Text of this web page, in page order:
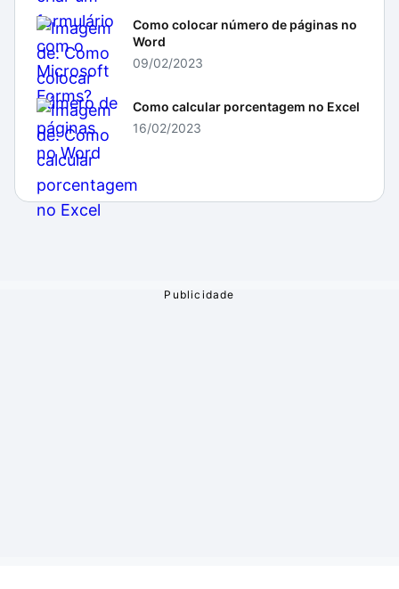
Como colocar número de páginas no
Word
09/02/2023
Como calcular porcentagem no Excel
16/02/2023